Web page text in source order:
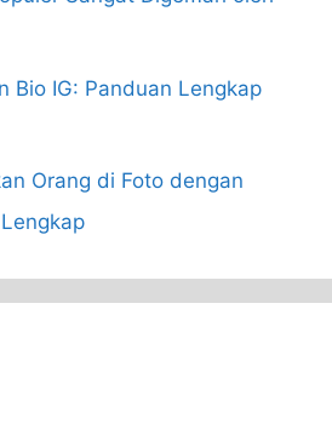
Bio IG: Panduan Lengkap
Orang di Foto dengan